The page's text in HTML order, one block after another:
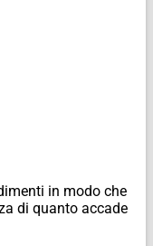
in modo che
di quanto accade